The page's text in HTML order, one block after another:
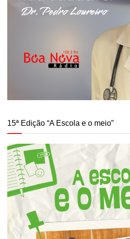
15ª Edição “A Escola e o meio”